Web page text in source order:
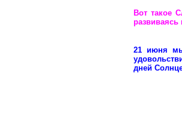
Вот такое
21 июня
дней